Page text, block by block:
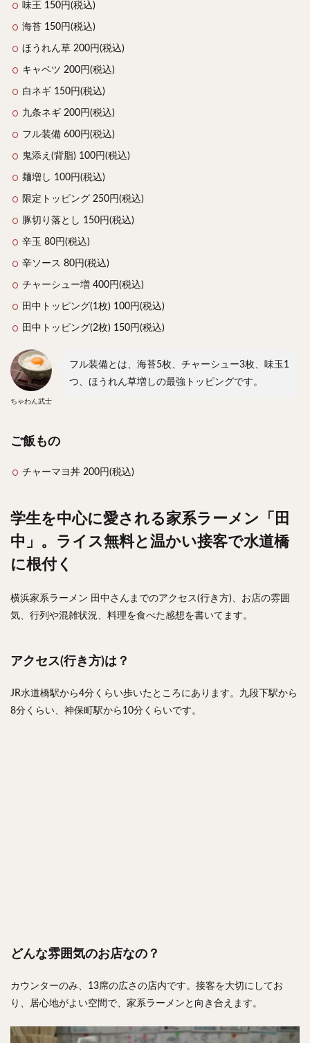
味王 150円(税込)
海苔 150円(税込)
ほうれん草 200円(税込)
キャベツ 200円(税込)
白ネギ 150円(税込)
九条ネギ 200円(税込)
フル装備 600円(税込)
鬼添え(背脂) 100円(税込)
麺増し 100円(税込)
限定トッピング 250円(税込)
豚切り落とし 150円(税込)
辛玉 80円(税込)
辛ソース 80円(税込)
チャーシュー増 400円(税込)
田中トッピング(1枚) 100円(税込)
田中トッピング(2枚) 150円(税込)
ちゃわん武士
フル装備とは、海苔5枚、チャーシュー3枚、味玉1
つ、ほうれん草増しの最強トッピングです。
ご飯もの
チャーマヨ丼 200円(税込)
学生を中心に愛される家系ラーメン「田
中」。ライス無料と温かい接客で水道橋
に根付く
横浜家系ラーメン 田中さんまでのアクセス(行き方)、お店の雰囲
気、行列や混雑状況、料理を食べた感想を書いてます。
アクセス(行き方)は？
JR水道橋駅から4分くらい歩いたところにあります。九段下駅から
8分くらい、神保町駅から10分くらいです。
どんな雰囲気のお店なの？
カウンターのみ、13席の広さの店内です。接客を大切にしてお
り、居心地がよい空間で、家系ラーメンと向き合えます。